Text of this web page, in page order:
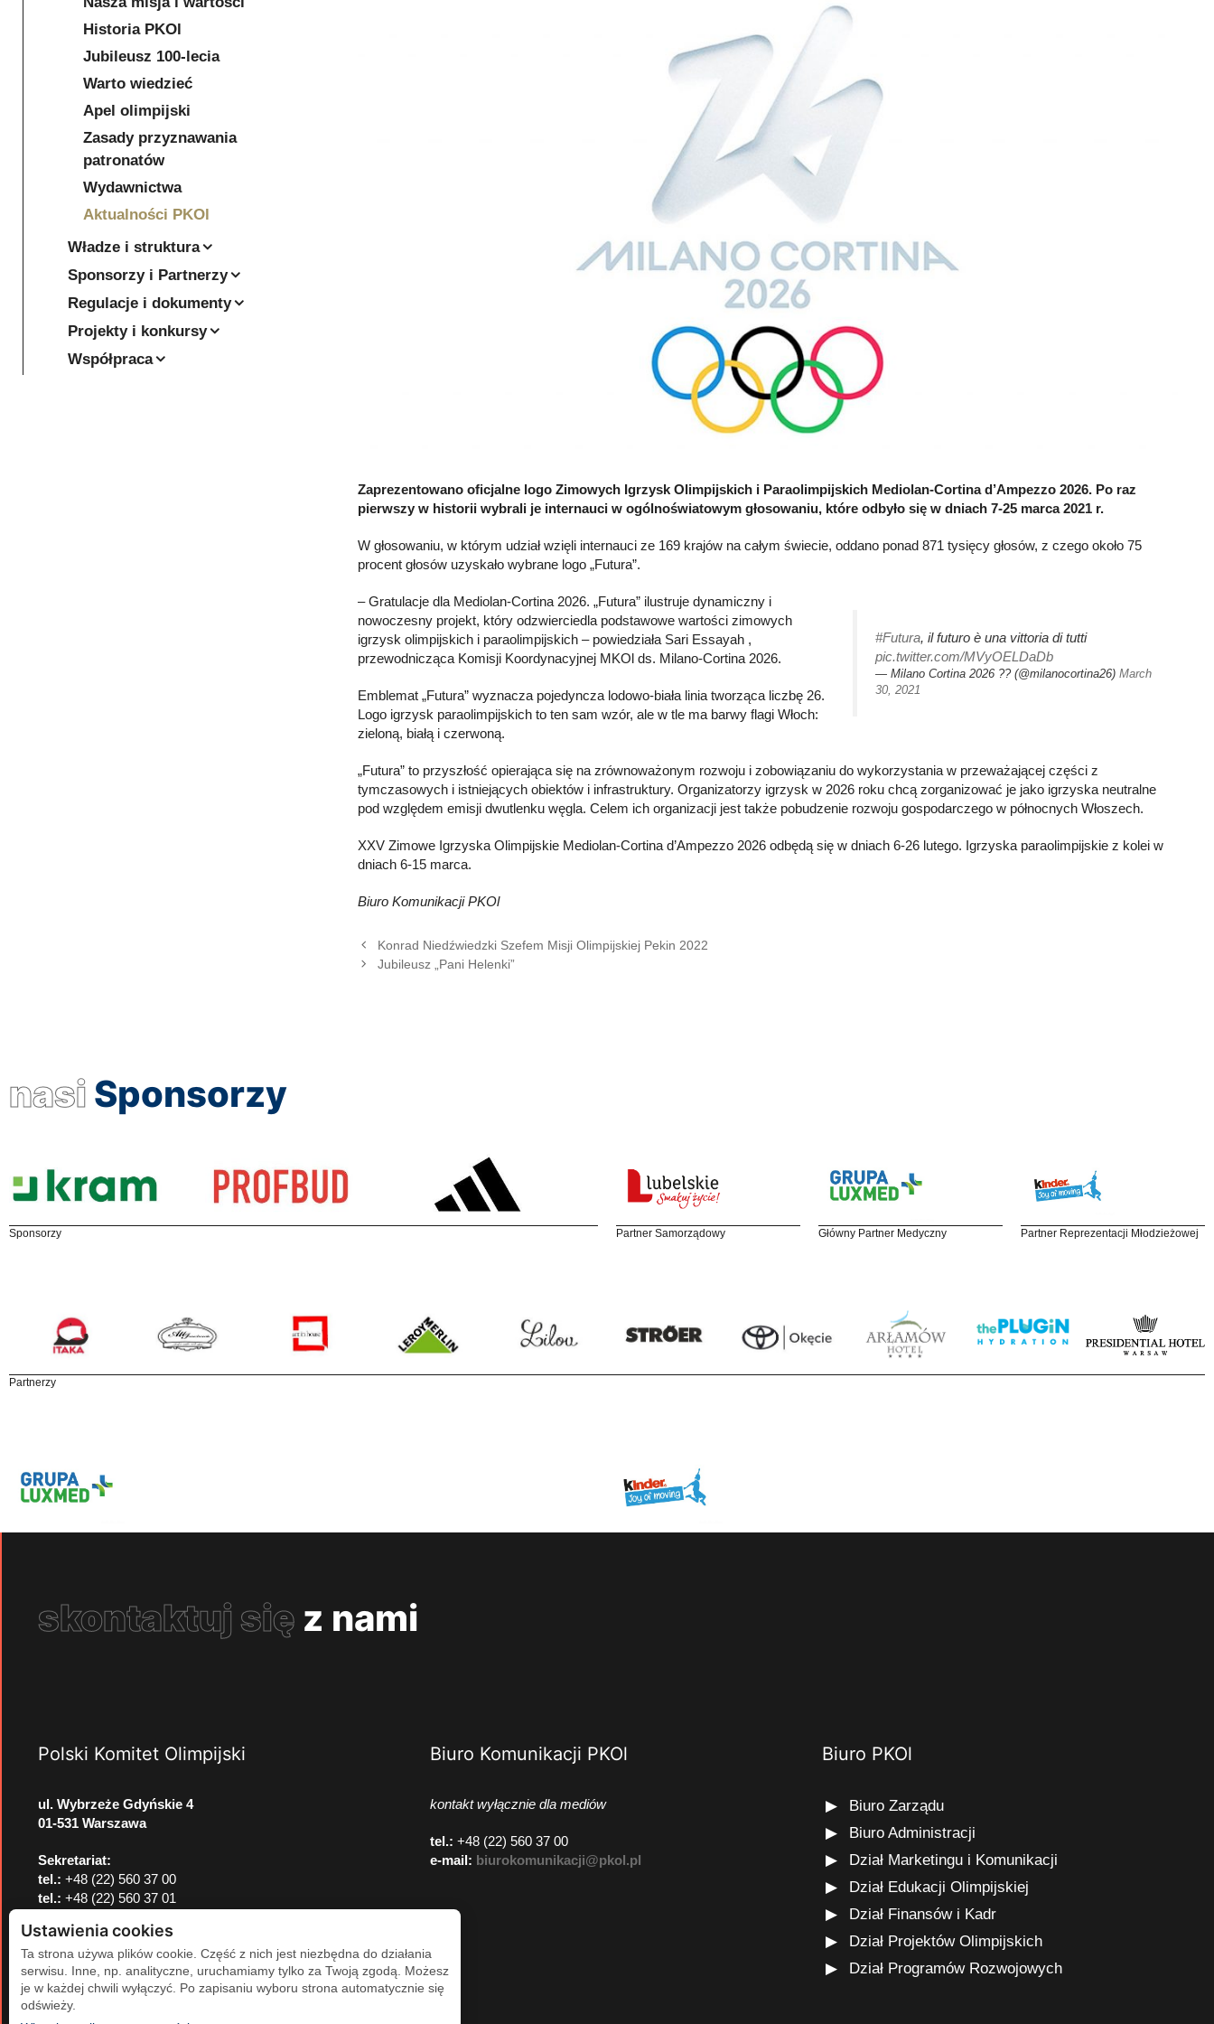
Zaprezentowano oficjalne logo Zimowych Igrzysk Olimpijskich i Paraolimpijskich Mediolan-Cortina d’Ampezzo 2026. Po raz
pierwszy w historii wybrali je internauci w ogólnoświatowym głosowaniu, które odbyło się w dniach 7-25 marca 2021 r.
W głosowaniu, w którym udział wzięli internauci ze 169 krajów na całym świecie, oddano ponad 871 tysięcy głosów, z czego około 75
procent głosów uzyskało wybrane logo „Futura”.
#Futura, il futuro è una vittoria di tutti
pic.twitter.com/MVyOELDaDb
— Milano Cortina 2026 ?? (@milanocortina26) March
30, 2021
– Gratulacje dla Mediolan-Cortina 2026. „Futura” ilustruje dynamiczny i
nowoczesny projekt, który odzwierciedla podstawowe wartości zimowych
igrzysk olimpijskich i paraolimpijskich – powiedziała Sari Essayah ,
przewodnicząca Komisji Koordynacyjnej MKOl ds. Milano-Cortina 2026.
Emblemat „Futura” wyznacza pojedyncza lodowo-biała linia tworząca liczbę 26.
Logo igrzysk paraolimpijskich to ten sam wzór, ale w tle ma barwy flagi Włoch:
zieloną, białą i czerwoną.
„Futura” to przyszłość opierająca się na zrównoważonym rozwoju i zobowiązaniu do wykorzystania w przeważającej części z
tymczasowych i istniejących obiektów i infrastruktury. Organizatorzy igrzysk w 2026 roku chcą zorganizować je jako igrzyska neutralne
pod względem emisji dwutlenku węgla. Celem ich organizacji jest także pobudzenie rozwoju gospodarczego w północnych Włoszech.
XXV Zimowe Igrzyska Olimpijskie Mediolan-Cortina d’Ampezzo 2026 odbędą się w dniach 6-26 lutego. Igrzyska paraolimpijskie z kolei w
dniach 6-15 marca.
Biuro Komunikacji PKOl
Konrad Niedźwiedzki Szefem Misji Olimpijskiej Pekin 2022
Jubileusz „Pani Helenki”
Historia PKOl
Jubileusz 100-lecia
Warto wiedzieć
Apel olimpijski
Zasady przyznawania
patronatów
Wydawnictwa
Aktualności PKOl
Władze i struktura
Sponsorzy i Partnerzy
Regulacje i dokumenty
Projekty i konkursy
Współpraca
nasi Sponsorzy
Sponsorzy Partner Samorządowy Główny Partner Medyczny Partner Reprezentacji Młodzieżowej
Partnerzy
skontaktuj się z nami
Polski Komitet Olimpijski
ul. Wybrzeże Gdyńskie 4
01-531 Warszawa
Sekretariat:
tel.: +48 (22) 560 37 00
tel.: +48 (22) 560 37 01
Biuro Komunikacji PKOl
kontakt wyłącznie dla mediów
tel.: +48 (22) 560 37 00
e-mail: biurokomunikacji@pkol.pl
Biuro PKOl
Biuro Zarządu
Biuro Administracji
Dział Marketingu i Komunikacji
Dział Edukacji Olimpijskiej
Dział Finansów i Kadr
Dział Projektów Olimpijskich
Dział Programów Rozwojowych
Ustawienia cookies
Ta strona używa plików cookie. Część z nich jest niezbędna do działania
serwisu. Inne, np. analityczne, uruchamiamy tylko za Twoją zgodą. Możesz
je w każdej chwili wyłączyć. Po zapisaniu wyboru strona automatycznie się
odświeży.